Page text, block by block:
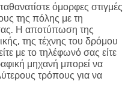
όμορφες στιγμές
της πόλης με τη
Η αποτύπωση της
της τέχνης του δρόμου
με το τηλέφωνό σας είτε
μηχανή μπορεί να
τρόπους για να